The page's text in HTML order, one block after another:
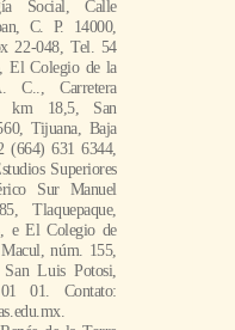
núm. 155,
Luis Potosi,
01. Contato:
de la Torre
encartes.mx.
desta
Data da
de 2026.